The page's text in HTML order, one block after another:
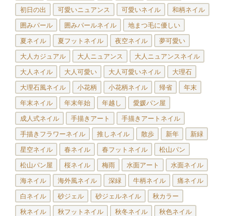
初日の出 可愛いニュアンス 可愛いネイル 和柄ネイル
囲みパール 囲みパールネイル 地まつ毛に優しい
夏ネイル 夏フットネイル 夜空ネイル 夢可愛い
大人カジュアル 大人ニュアンス 大人ニュアンスネイル
大人ネイル 大人可愛い 大人可愛いネイル 大理石
大理石風ネイル 小花柄 小花柄ネイル 帰省 年末
年末ネイル 年末年始 年越し 愛媛パン屋
成人式ネイル 手描きアート 手描きアートネイル
手描きフラワーネイル 推しネイル 散歩 新年 新緑
星空ネイル 春ネイル 春フットネイル 松山パン
松山パン屋 桜ネイル 梅雨 水面アート 水面ネイル
海ネイル 海外風ネイル 深緑 牛柄ネイル 痛ネイル
白ネイル 砂ジェル 砂ジェルネイル 秋カラー
秋ネイル 秋フットネイル 秋冬ネイル 秋色ネイル